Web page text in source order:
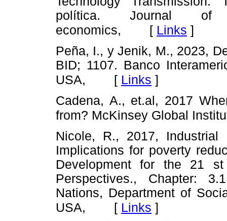
política. Journal of
economics, [ Links ]
Peña, I., y Jenik, M., 2023,
BID; 1107. Banco
USA, [ Links ]
Cadena, A., et.al, 2017
from? McKinsey Global
Nicole, R., 2017, Industrial
Implications for poverty
Development for the 21 st
Perspectives., Chapter:
Nations, Department of
USA, [ Links ]